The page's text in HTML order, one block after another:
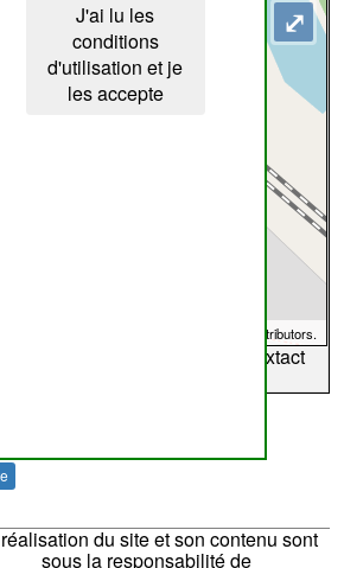
J'ai lu les
conditions
d'utilisation et je
les accepte
contributors.
⤢
peut ne pas refléter l'endroit extact
et archives
du site et son contenu sont
sous la responsabilité de